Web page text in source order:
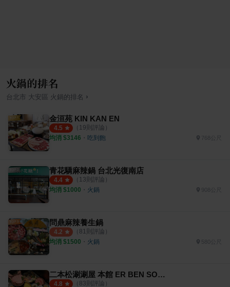
火鍋的排名
台北市 大安區 火鍋 的排名 ›
金洹苑 KIN KAN EN
4.5 （ 19則評論）
均消 $3146 ・ 吃到飽 768公尺
青花驕麻辣鍋 台北光復南店
4.4 （ 13則評論）
均消 $1000 ・ 火鍋
問鼎麻辣養生鍋
4.2 （ 81則評論）
均消 $1500 ・ 火鍋 580公尺
二本松涮涮屋 本館 ER BEN SONG SHABU
4.8 （ 83則評論）